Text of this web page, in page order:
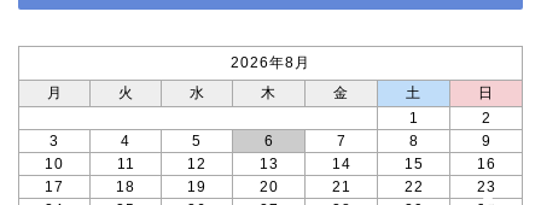
2026年8月
月
火 水 木 金 土
日
1
2
3
4 5 6 7 8
9
10
11 12 13 14 15
16
17
18 19 20 21 22
23
プロフィール profile
Twitter